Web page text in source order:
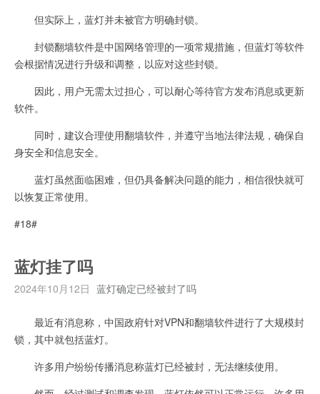
但实际上，蓝灯并未被官方明确封锁。
封锁翻墙软件是中国网络管理的一项常规措施，但蓝灯等软件
会根据情况进行升级和调整，以应对这些封锁。
因此，用户无需太过担心，可以耐心等待官方发布消息或更新
软件。
同时，建议合理使用翻墙软件，并遵守当地法律法规，确保自
身安全和信息安全。
蓝灯虽然面临困难，但仍具备解决问题的能力，相信很快就可
以恢复正常使用。
#18#
蓝灯挂了吗
2024年10月12日 蓝灯确定已经被封了吗
最近有消息称，中国政府针对VPN和翻墙软件进行了大规模封
锁，其中就包括蓝灯。
许多用户纷纷传播消息称蓝灯已经被封，无法继续使用。